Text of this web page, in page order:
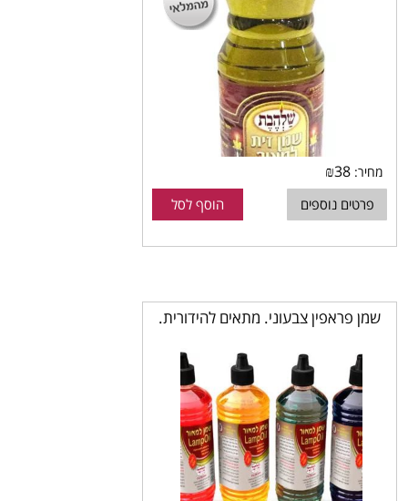
מחיר: ₪38
פרטים נוספים הוסף לסל
שמן פראפין צבעוני. מתאים להידורית.